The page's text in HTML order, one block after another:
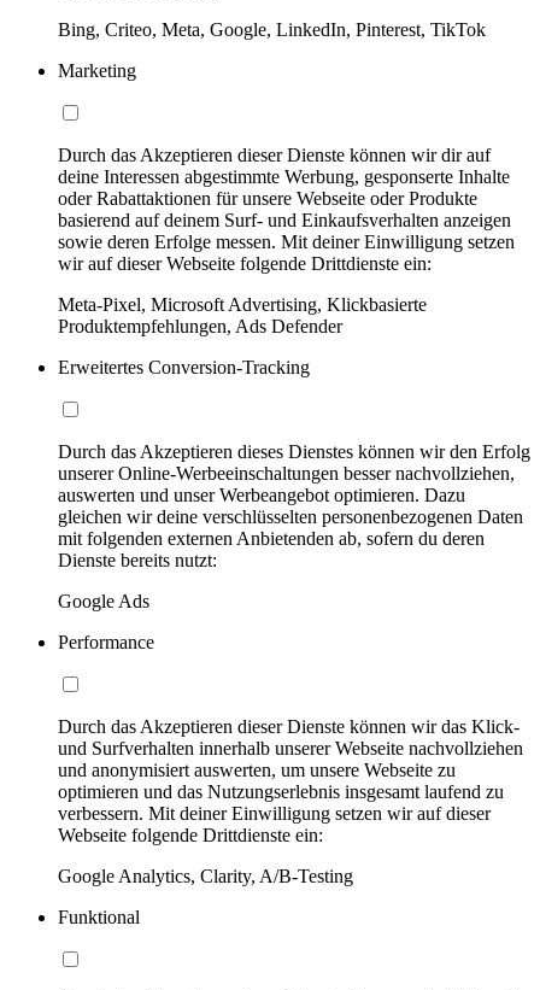
Bing, Criteo, Meta, Google, LinkedIn, Pinterest, TikTok
Marketing
Durch das Akzeptieren dieser Dienste können wir dir auf
deine Interessen abgestimmte Werbung, gesponserte Inhalte
oder Rabattaktionen für unsere Webseite oder Produkte
basierend auf deinem Surf- und Einkaufsverhalten anzeigen
sowie deren Erfolge messen. Mit deiner Einwilligung setzen
wir auf dieser Webseite folgende Drittdienste ein:
Meta-Pixel, Microsoft Advertising, Klickbasierte
Produktempfehlungen, Ads Defender
Erweitertes Conversion-Tracking
Durch das Akzeptieren dieses Dienstes können wir den Erfolg
unserer Online-Werbeeinschaltungen besser nachvollziehen,
auswerten und unser Werbeangebot optimieren. Dazu
gleichen wir deine verschlüsselten personenbezogenen Daten
mit folgenden externen Anbietenden ab, sofern du deren
Dienste bereits nutzt:
Google Ads
Performance
Durch das Akzeptieren dieser Dienste können wir das Klick-
und Surfverhalten innerhalb unserer Webseite nachvollziehen
und anonymisiert auswerten, um unsere Webseite zu
optimieren und das Nutzungserlebnis insgesamt laufend zu
verbessern. Mit deiner Einwilligung setzen wir auf dieser
Webseite folgende Drittdienste ein:
Google Analytics, Clarity, A/B-Testing
Funktional